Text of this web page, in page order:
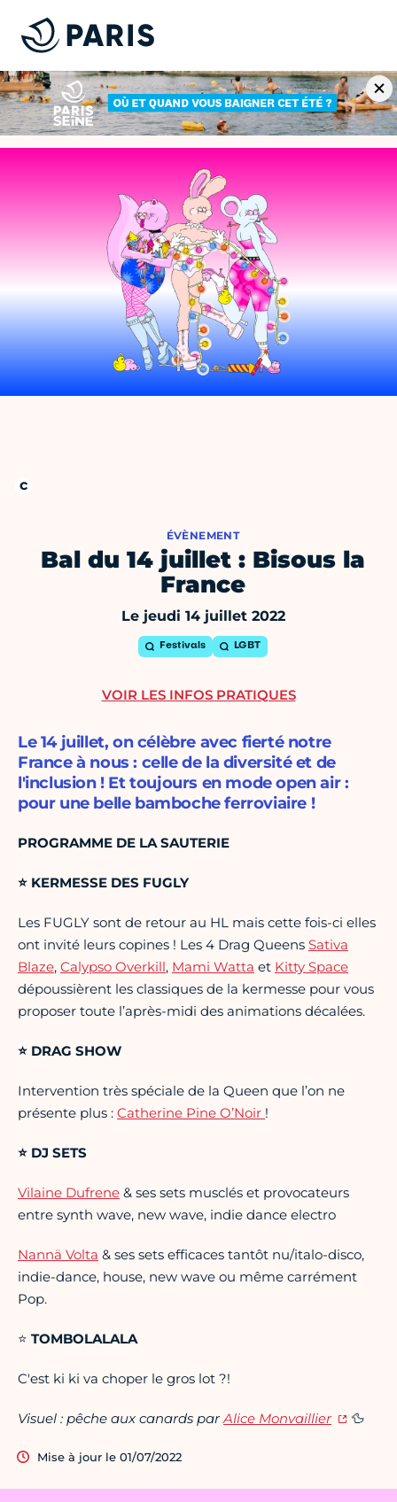
ÉVÈNEMENT
Bal du 14 juillet : Bisous la
France
Le jeudi 14 juillet 2022
Festivals LGBT
Le 14 juillet, on célèbre avec fierté notre
France à nous : celle de la diversité et de
l'inclusion ! Et toujours en mode open air :
pour une belle bamboche ferroviaire !
PROGRAMME DE LA SAUTERIE
⭐ KERMESSE DES FUGLY
Les FUGLY sont de retour au HL mais cette fois-ci elles
ont invité leurs copines ! Les 4 Drag Queens Sativa
Blaze, Calypso Overkill, Mami Watta et Kitty Space
dépoussièrent les classiques de la kermesse pour vous
proposer toute l’après-midi des animations décalées.
⭐ DRAG SHOW
Intervention très spéciale de la Queen que l’on ne
présente plus : Catherine Pine O’Noir !
⭐ DJ SETS
Vilaine Dufrene & ses sets musclés et provocateurs
entre synth wave, new wave, indie dance electro
Nannä Volta & ses sets efficaces tantôt nu/italo-disco,
indie-dance, house, new wave ou même carrément
Pop.
⭐ TOMBOLALALA
C'est ki ki va choper le gros lot ?!
Visuel : pêche aux canards parAlice Monvaillier 🦆
Mise à jour le 01/07/2022
VOIR LES INFOS PRATIQUES